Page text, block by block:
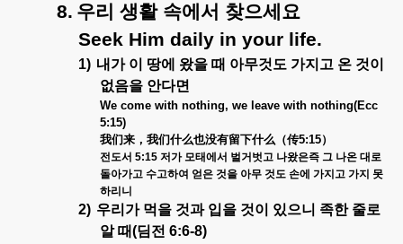
8. 우리 생활 속에서 찾으세요
Seek Him daily in your life.
1) 내가 이 땅에 왔을 때 아무것도 가지고 온 것이
없음을 안다면
We come with nothing, we leave with nothing(Ecc
5:15)
我们来 ，我们什么也没有留下什么 （传5:15）
전도서 5:15저가 모태에서 벌거벗고 나왔은즉 그 나온 대로
돌아가고 수고하여 얻은 것을 아무 것도 손에 가지고 가지 못
하리니
2) 우리가 먹을 것과 입을 것이 있으니 족한 줄로
알 때(딤전 6:6-8)